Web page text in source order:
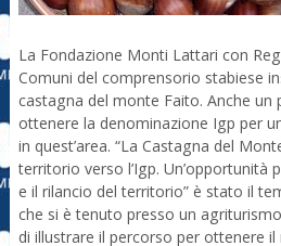
La Fondazione Monti Lattari con
Comuni del comprensorio stabiese
castagna del monte Faito. Anche un
ottenere la denominazione Igp per
in quest’area. “La Castagna del
territorio verso l’Igp. Un’opportunità
e il rilancio del territorio” è stato il
che si è tenuto presso un
di illustrare il percorso per ottenere